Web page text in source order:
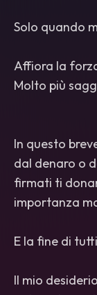
Solo quando
Affiora la
Molto più
In questo
dal denaro o
firmati ti
importanza
E la fine di
Il mio